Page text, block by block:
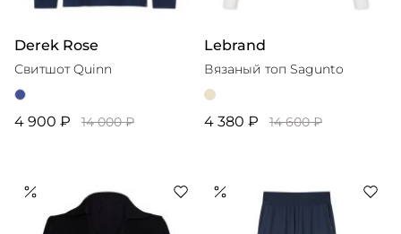
Derek Rose
Свитшот Quinn
4 900 ₽ 14 000 ₽
Lebrand
Вязаный топ Sagunto
4 380 ₽ 14 600 ₽